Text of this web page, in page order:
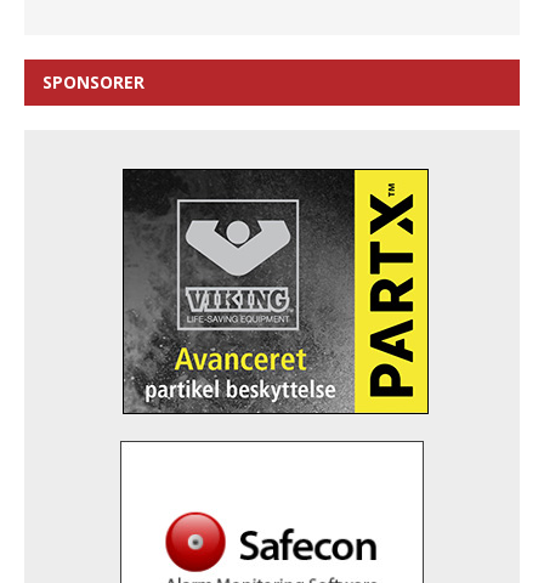
SPONSORER